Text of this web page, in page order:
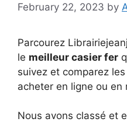
February 22, 2023 by
Parcourez
le meilleur casier fer
suivez et comparez
acheter en ligne ou en
Nous avons classé et